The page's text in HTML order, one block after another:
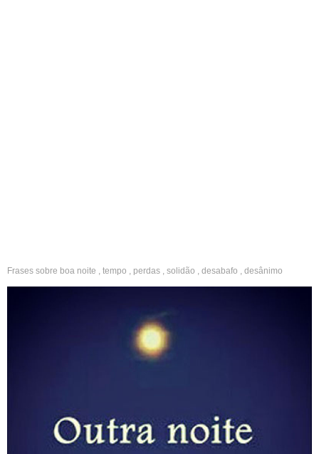
Frases sobre boa noite tempo perdas solidão desabafo desânimo